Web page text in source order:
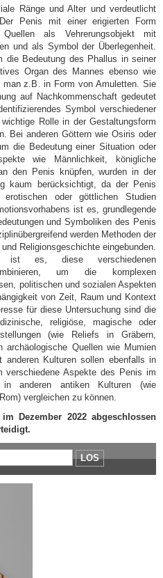
Ränge und Alter und verdeutlicht
Penis mit einer erigierten Form
als Vehrerungsobjekt mit
und als Symbol der Überlegenheit.
Bedeutung des Phallus in seiner
Organ des Mannes ebenso wie
z.B. in Form von Amuletten. Sie
auf Nachkommenschaft gedeutet
Symbol verschiedener
Rolle in der Gestaltungsform
Bei anderen Göttern wie Osiris oder
die Bedeutung einer Situation oder
wie Männlichkeit, königliche
den Penis knüpfen, wurden in der
kaum berücksichtigt, da der Penis
oder göttlichen Studien
ist es, grundlegende
und Symboliken des Penis
werden Methoden der
Religionsgeschichte eingebunden.
ist es, diese verschiedenen
um die komplexen
politischen und sozialen Aspekten
von Zeit, Raum und Kontext
für diese Untersuchung sind die
religiöse, magische oder
(wie Reliefs in Gräbern,
archäologische Quellen wie Mumien
anderen Kulturen sollen ebenfalls in
verschiedene Aspekte des Penis im
anderen antiken Kulturen (wie
vergleichen zu können.
Dezember 2022 abgeschlossen
LOS